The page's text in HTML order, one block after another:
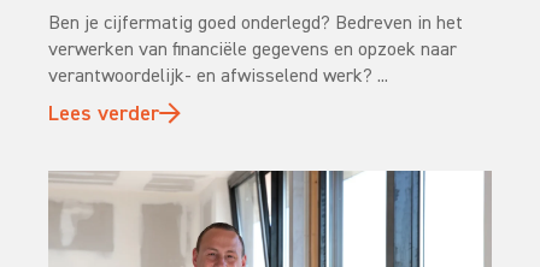
Ben je cijfermatig goed onderlegd? Bedreven in het
verwerken van financiële gegevens en opzoek naar
verantwoordelijk- en afwisselend werk? ...
Lees verder